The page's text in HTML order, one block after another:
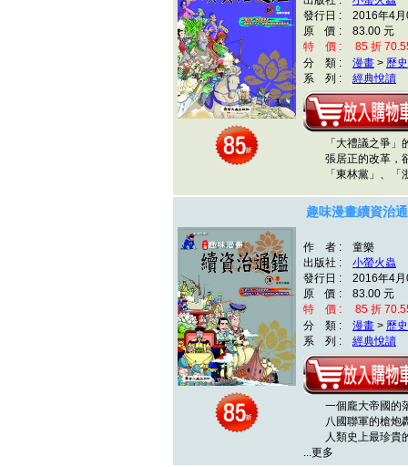
發行日 : 2016年4月
原 價 : 83.00 元
特 價 : 85 折
分 類 : 漫畫 > 歷
系 列 : 經典悅讀
「大禮議之爭」的
張居正的改革，卻
「東林黨」、「
趣味漫畫續資治
作 者 : 童樂
出版社 : 小螢火蟲
發行日 : 2016年4月
原 價 : 83.00 元
特 價 : 85 折
分 類 : 漫畫 > 歷
系 列 : 經典悅讀
一個龐大帝國的落
八國聯軍的槍炮
人類史上最珍貴
...更多